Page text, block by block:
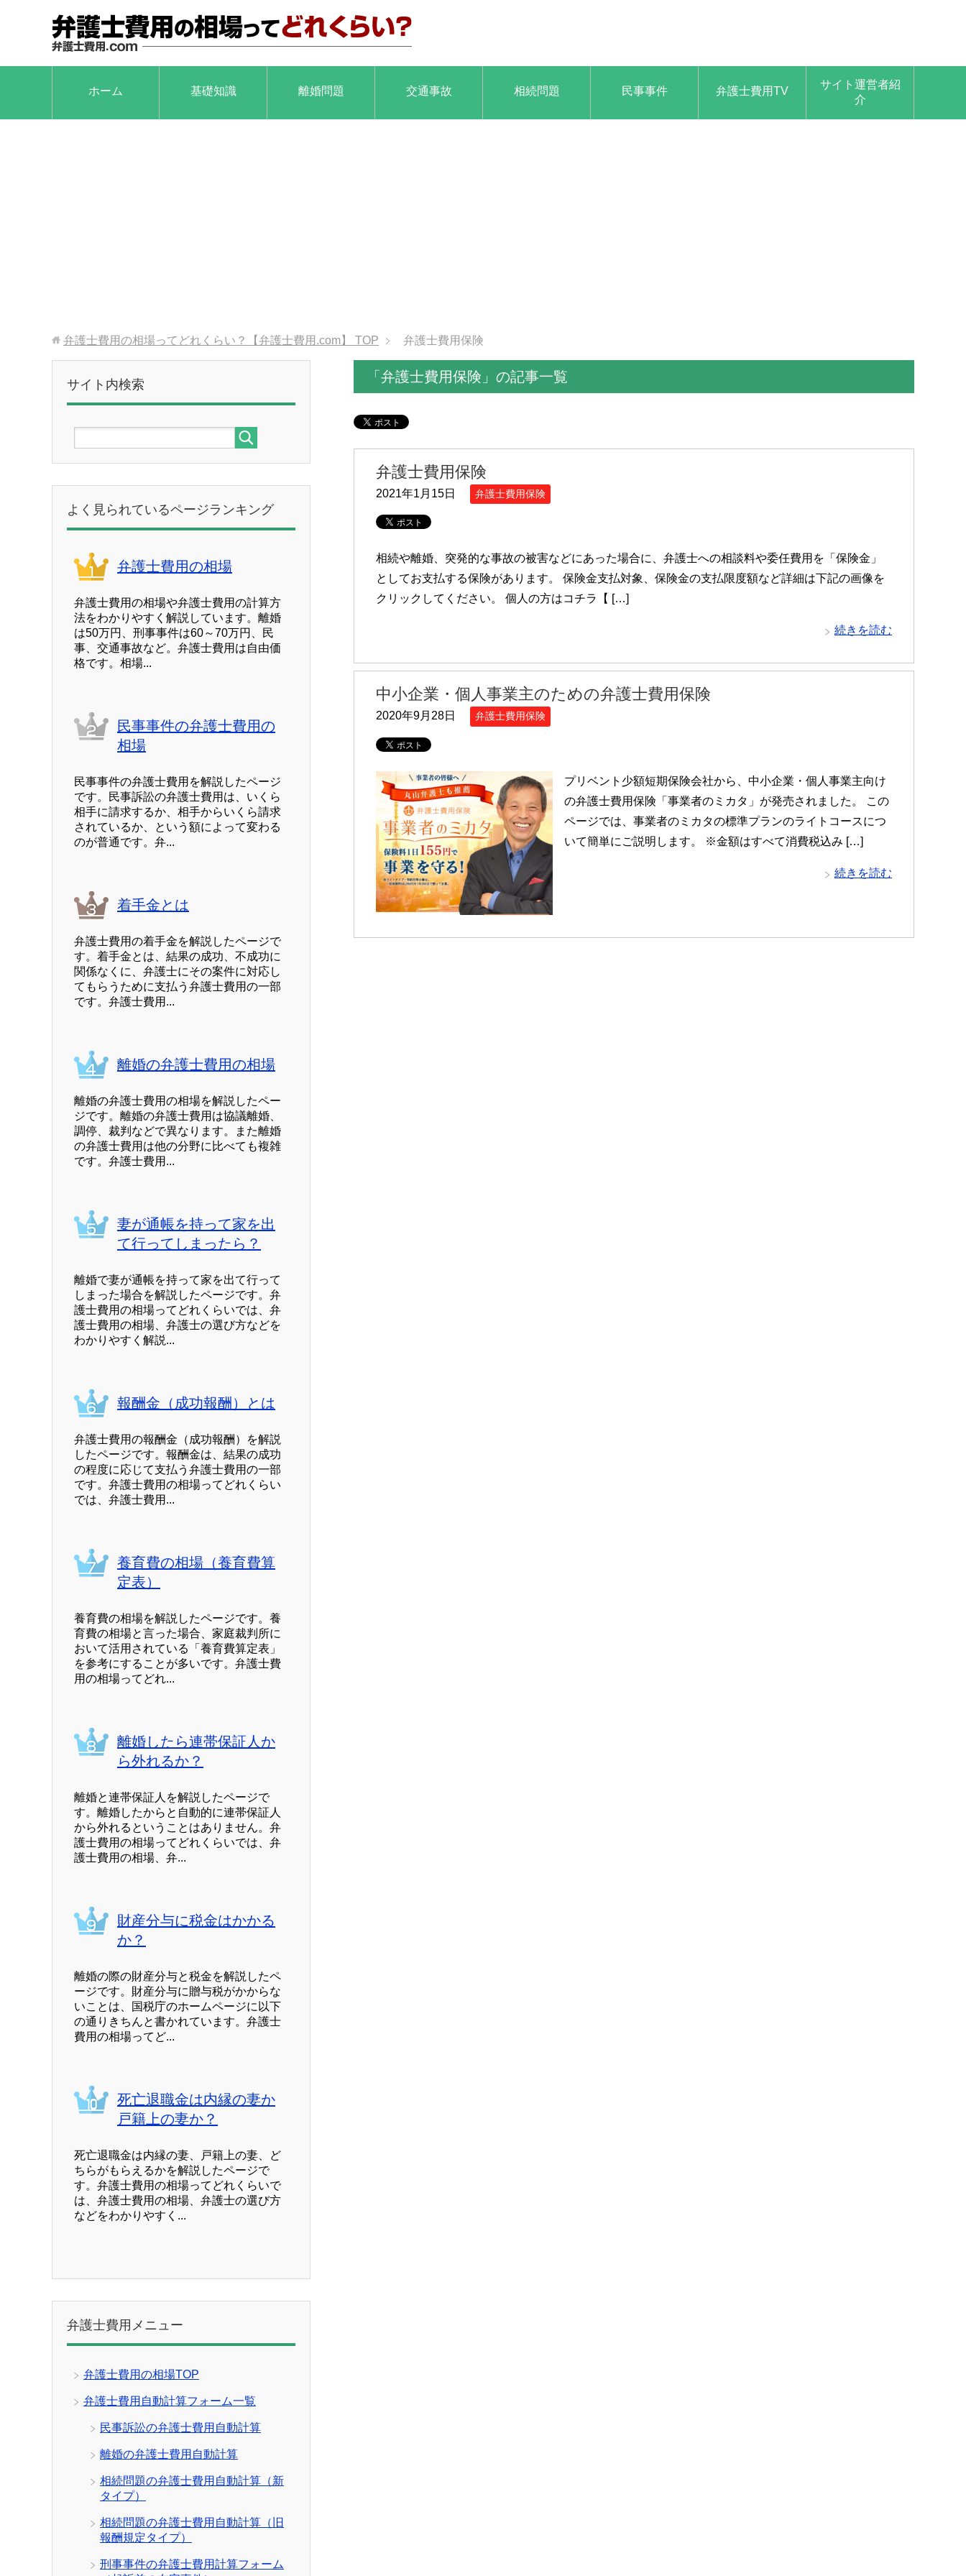
ホーム 基礎知識 離婚問題 交通事故 相続問題 民事事件 弁護士費用TV
サイト運営者紹
介
弁護士費用の相場ってどれくらい？【弁護士費用.com】 TOP 弁護士費用保険
「弁護士費用保険」の記事一覧
弁護士費用保険
2021年1月15日 弁護士費用保険
相続や離婚、突発的な事故の被害などにあった場合に、弁護士への相談料や委任費用を「保険金」
としてお支払する保険があります。 保険金支払対象、保険金の支払限度額など詳細は下記の画像を
クリックしてください。 個人の方はコチラ【 […]
続きを読む
中小企業・個人事業主のための弁護士費用保険
2020年9月28日 弁護士費用保険
プリベント少額短期保険会社から、中小企業・個人事業主向け
の弁護士費用保険「事業者のミカタ」が発売されました。 この
ページでは、事業者のミカタの標準プランのライトコースにつ
いて簡単にご説明します。 ※金額はすべて消費税込み […]
続きを読む
サイト内検索
よく見られているページランキング
弁護士費用の相場
弁護士費用の相場や弁護士費用の計算方
法をわかりやすく解説しています。離婚
は50万円、刑事事件は60～70万円、民
事、交通事故など。弁護士費用は自由価
格です。相場...
民事事件の弁護士費用の
相場
民事事件の弁護士費用を解説したページ
です。民事訴訟の弁護士費用は、いくら
相手に請求するか、相手からいくら請求
されているか、という額によって変わる
のが普通です。弁...
着手金とは
弁護士費用の着手金を解説したページで
す。着手金とは、結果の成功、不成功に
関係なくに、弁護士にその案件に対応し
てもらうために支払う弁護士費用の一部
です。弁護士費用...
離婚の弁護士費用の相場
離婚の弁護士費用の相場を解説したペー
ジです。離婚の弁護士費用は協議離婚、
調停、裁判などで異なります。また離婚
の弁護士費用は他の分野に比べても複雑
です。弁護士費用...
妻が通帳を持って家を出
て行ってしまったら？
離婚で妻が通帳を持って家を出て行って
しまった場合を解説したページです。弁
護士費用の相場ってどれくらいでは、弁
護士費用の相場、弁護士の選び方などを
わかりやすく解説...
報酬金（成功報酬）とは
弁護士費用の報酬金（成功報酬）を解説
したページです。報酬金は、結果の成功
の程度に応じて支払う弁護士費用の一部
です。弁護士費用の相場ってどれくらい
では、弁護士費用...
養育費の相場（養育費算
定表）
養育費の相場を解説したページです。養
育費の相場と言った場合、家庭裁判所に
おいて活用されている「養育費算定表」
を参考にすることが多いです。弁護士費
用の相場ってどれ...
離婚したら連帯保証人か
ら外れるか？
離婚と連帯保証人を解説したページで
す。離婚したからと自動的に連帯保証人
から外れるということはありません。弁
護士費用の相場ってどれくらいでは、弁
護士費用の相場、弁...
財産分与に税金はかかる
か？
離婚の際の財産分与と税金を解説したペ
ージです。財産分与に贈与税がかからな
いことは、国税庁のホームページに以下
の通りきちんと書かれています。弁護士
費用の相場ってど...
死亡退職金は内縁の妻か
戸籍上の妻か？
死亡退職金は内縁の妻、戸籍上の妻、ど
ちらがもらえるかを解説したページで
す。弁護士費用の相場ってどれくらいで
は、弁護士費用の相場、弁護士の選び方
などをわかりやすく...
弁護士費用メニュー
弁護士費用の相場TOP
弁護士費用自動計算フォーム一覧
民事訴訟の弁護士費用自動計算
離婚の弁護士費用自動計算
相続問題の弁護士費用自動計算（新
タイプ）
相続問題の弁護士費用自動計算（旧
報酬規定タイプ）
刑事事件の弁護士費用計算フォーム